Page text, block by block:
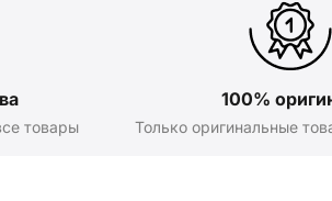
товары
100%
Только оригинальные